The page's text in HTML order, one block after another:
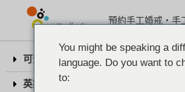
預約手工婚戒・手
可预约的日期与地点
英語服務・免稅服務
You might be speaking a
language. Do you want to
to: